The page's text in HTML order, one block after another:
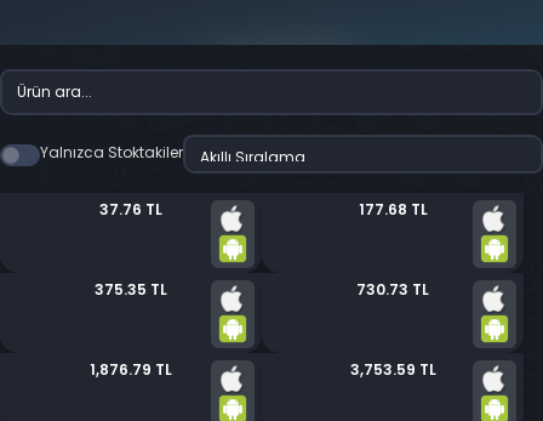
Yalnızca Stoktakiler
37.76 TL 177.68 TL
375.35 TL 730.73 TL
1,876.79 TL 3,753.59 TL